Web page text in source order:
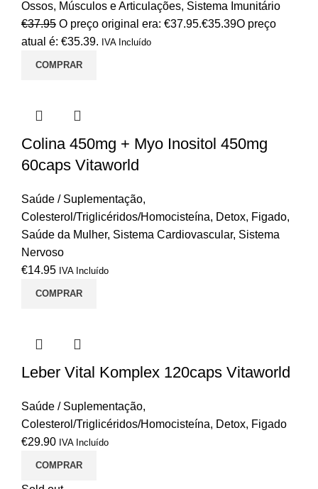
Ossos, Músculos e Articulações, Sistema Imunitário
€37.95 O preço original era: €37.95.€35.39O preço
atual é: €35.39. IVA Incluído
COMPRAR
Colina 450mg + Myo Inositol 450mg
60caps Vitaworld
Saúde / Suplementação,
Colesterol/Triglicéridos/Homocisteína, Detox, Figado,
Saúde da Mulher, Sistema Cardiovascular, Sistema
Nervoso
€14.95 IVA Incluído
COMPRAR
Leber Vital Komplex 120caps Vitaworld
Saúde / Suplementação,
Colesterol/Triglicéridos/Homocisteína, Detox, Figado
€29.90 IVA Incluído
COMPRAR